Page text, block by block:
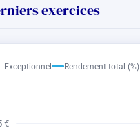
exercices
Exceptionnel Rendement total (%)
€